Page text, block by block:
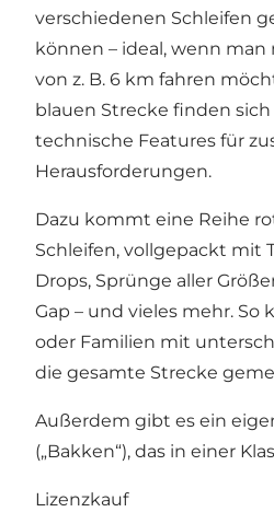
verschiedenen Schleifen
können – ideal, wenn man
von z. B. 6 km fahren
blauen Strecke finden sich
technische Features für
Herausforderungen.
Dazu kommt eine Reihe
Schleifen, vollgepackt mit
Drops, Sprünge aller
Gap – und vieles mehr. So
oder Familien mit
die gesamte Strecke
Außerdem gibt es ein
(„Bakken“), das in einer
Lizenzkauf